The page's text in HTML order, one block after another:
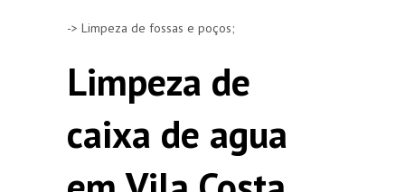
-> Limpeza de fossas e poços;
Limpeza de
caixa de agua